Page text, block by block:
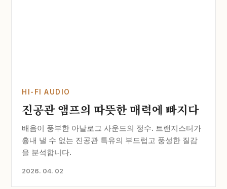
HI-FI AUDIO
진공관 앰프의 따뜻한 매력에 빠지다
배음이 풍부한 아날로그 사운드의 정수. 트랜지스터가
흉내 낼 수 없는 진공관 특유의 부드럽고 풍성한 질감
을 분석합니다.
2026. 04. 02